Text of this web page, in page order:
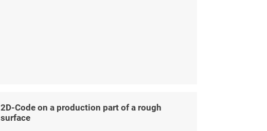
2D-Code on a production part of a rough
surface